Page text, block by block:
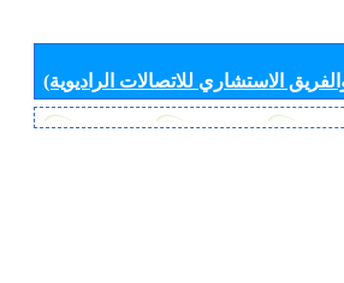
الاستشاري للاتصالات الراديوية)